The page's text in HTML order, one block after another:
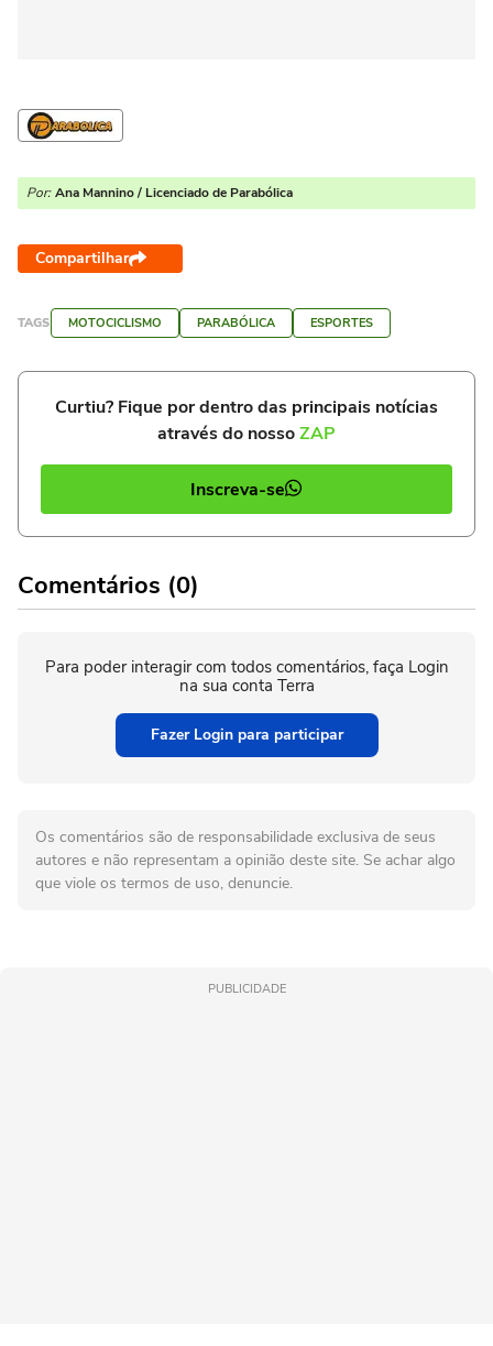
Por: Ana Mannino / Licenciado de Parabólica
Compartilhar
TAGS MOTOCICLISMO PARABÓLICA ESPORTES
Curtiu? Fique por dentro das principais notícias
através do nossoZAP
Inscreva-se
Comentários (0)
Para poder interagir com todos comentários, faça Login
na sua conta Terra
Fazer Login para participar
Os comentários são de responsabilidade exclusiva de seus
autores e não representam a opinião deste site. Se achar algo
que viole os termos de uso, denuncie.
PUBLICIDADE